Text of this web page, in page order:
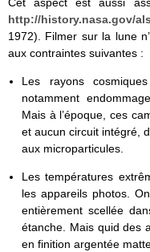
http://history.nasa.gov/
1972). Filmer sur la lune
aux contraintes suivantes :
Les rayons
notamment
Mais à l’époque, ces
et aucun circuit intégré,
aux microparticules.
Les températures
les appareils photos.
entièrement scellée
étanche. Mais quid des
en finition argentée